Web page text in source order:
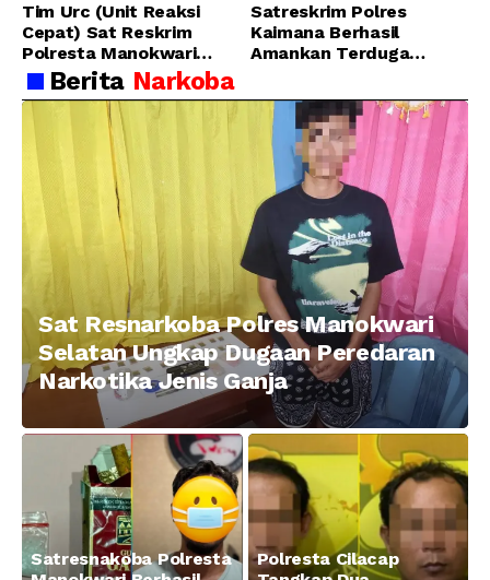
Tim Urc (Unit Reaksi
Cepat) Sat Reskrim
Polresta Manokwari
Berhasil Tangkap 2
Pelaku Pengeroyokan di
Taman Ria kab.
Manokwari
Satreskrim Polres
Kaimana Berhasil
Amankan Terduga
Menggunakan Senjata
Tajam
Berita Narkoba
Sat Resnarkoba Polres Manokwari
Selatan Ungkap Dugaan Peredaran
Narkotika Jenis Ganja
Satresnakoba Polresta
Polresta Cilacap